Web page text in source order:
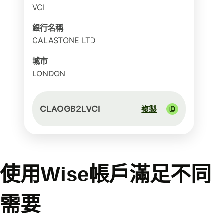
VCI
銀行名稱
CALASTONE LTD
城市
LONDON
CLAOGB2LVCI 複製
使用Wise帳戶滿足不同
需要